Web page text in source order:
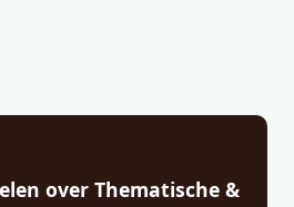
over Thematische &